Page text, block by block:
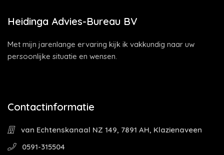
Heidinga Advies-Bureau BV
Met mijn jarenlange ervaring kijk ik vakkundig naar uw
persoonlijke situatie en wensen.
Contactinformatie
van Echtenskanaal NZ 149, 7891 AH, Klazienaveen
0591-315504